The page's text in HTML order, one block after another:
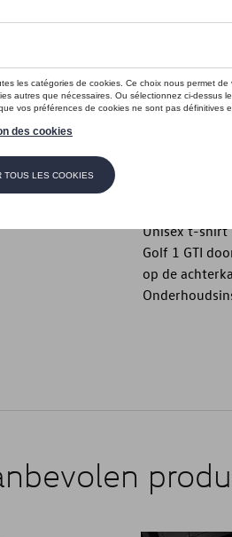
Unisex t-shirt
Golf 1 GTI
op de